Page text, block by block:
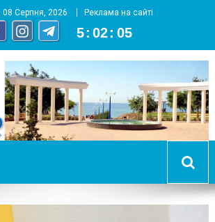
08 Серпня, 2026 Реклама на сайті
5 : 02 : 06
портал города Южный